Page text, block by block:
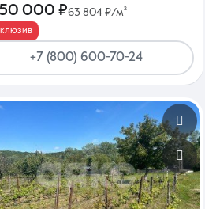
000 ₽63 804 ₽/м²
+7 (800) 600-70-24